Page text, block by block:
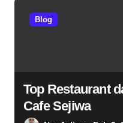
Blog
Top Restaurant
Cafe Sejiwa